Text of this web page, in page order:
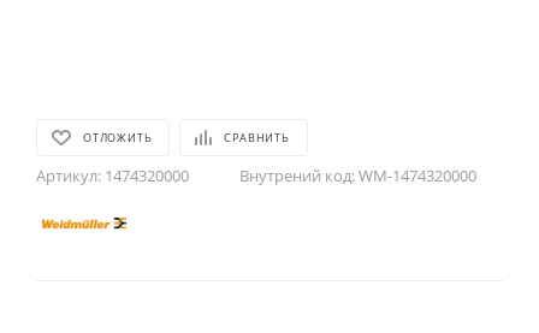
ОТЛОЖИТЬ СРАВНИТЬ
Артикул: 1474320000 Внутрений код:WM-1474320000